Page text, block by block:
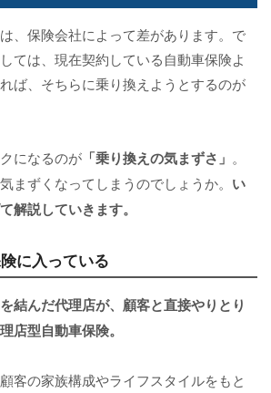
、保険会社によって差があります。で
ては、現在契約している自動車保険よ
ば、そちらに乗り換えようとするのが
になるのが 「乗り換えの気まずさ」 。
まずくなってしまうのでしょうか。 い
解説していきます。
に入っている
結んだ代理店が、顧客と直接やりとり
店型自動車保険。
客の家族構成やライフスタイルをもと